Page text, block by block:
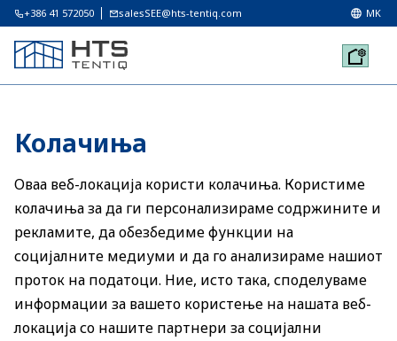
+386 41 572050 salesSEE@hts-tentiq.com MK
Колачиња
Оваа веб-локација користи колачиња. Користиме
колачиња за да ги персонализираме содржините и
рекламите, да обезбедиме функции на
социјалните медиуми и да го анализираме нашиот
проток на податоци. Ние, исто така, споделуваме
информации за вашето користење на нашата веб-
локација со нашите партнери за социјални